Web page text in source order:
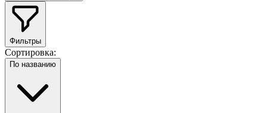
Фильтры
Сортировка:
По названию